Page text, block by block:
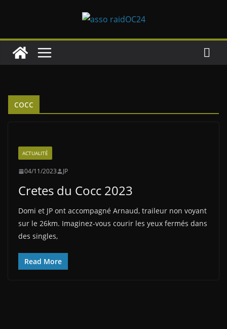
cocc
ACTUALITÉ
04/11/2023 JP
Cretes du Cocc 2023
Domi et JP ont accompagné Arnaud, traileur non voyant
sur le 26km. Imaginez-vous courir les yeux fermés dans
des singles,
Read More